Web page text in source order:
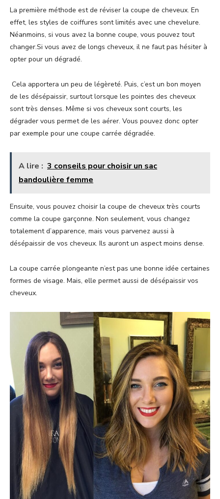
La première méthode est de réviser la coupe de cheveux. En
effet, les styles de coiffures sont limités avec une chevelure.
Néanmoins, si vous avez la bonne coupe, vous pouvez tout
changer.Si vous avez de longs cheveux, il ne faut pas hésiter à
opter pour un dégradé.
Cela apportera un peu de légèreté. Puis, c’est un bon moyen
de les désépaissir, surtout lorsque les pointes des cheveux
sont très denses. Même si vos cheveux sont courts, les
dégrader vous permet de les aérer. Vous pouvez donc opter
par exemple pour une coupe carrée dégradée.
A lire : 3 conseils pour choisir un sac
bandoulière femme
Ensuite, vous pouvez choisir la coupe de cheveux très courts
comme la coupe garçonne. Non seulement, vous changez
totalement d’apparence, mais vous parvenez aussi à
désépaissir de vos cheveux. Ils auront un aspect moins dense.
La coupe carrée plongeante n’est pas une bonne idée certaines
formes de visage. Mais, elle permet aussi de désépaissir vos
cheveux.